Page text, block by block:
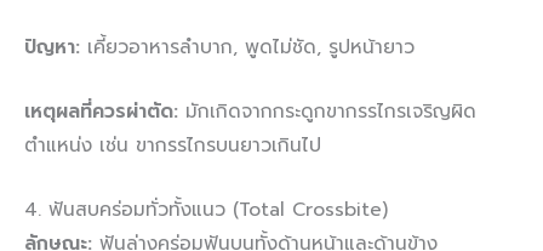
ปัญหา: เคี้ยวอาหารลำบาก, พูดไม่ชัด, รูปหน้ายาว
เหตุผลที่ควรผ่าตัด: มักเกิดจากกระดูกขากรรไกรเจริญผิด
ตำแหน่ง เช่น ขากรรไกรบนยาวเกินไป
4. ฟันสบคร่อมทั่วทั้งแนว (Total Crossbite)
ลักษณะ: ฟันล่างคร่อมฟันบนทั้งด้านหน้าและด้านข้าง